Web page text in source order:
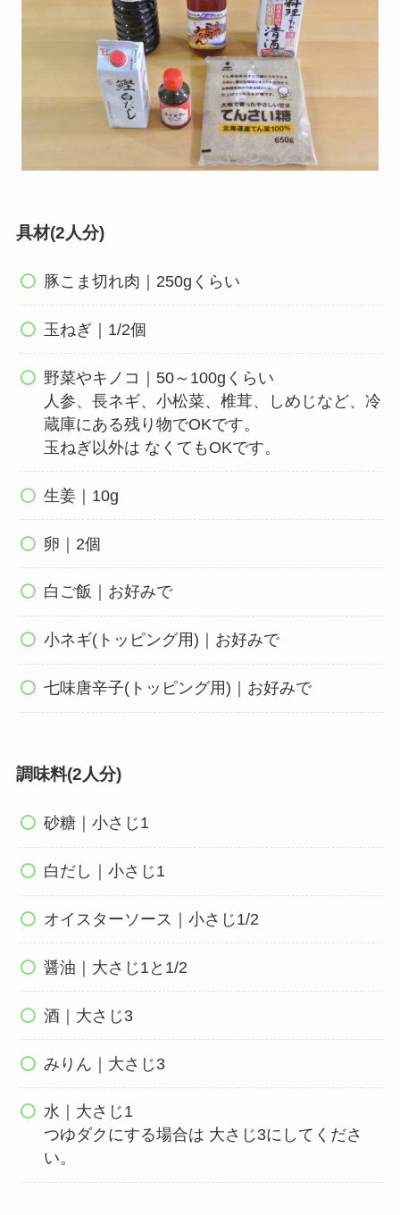
具材(2人分)
豚こま切れ肉｜250gくらい
玉ねぎ｜1/2個
野菜やキノコ｜50～100gくらい
人参、長ネギ、小松菜、椎茸、しめじなど、冷
蔵庫にある残り物でOKです。
玉ねぎ以外は なくてもOKです。
生姜｜10g
卵｜2個
白ご飯｜お好みで
小ネギ(トッピング用)｜お好みで
七味唐辛子(トッピング用)｜お好みで
調味料(2人分)
砂糖｜小さじ1
白だし｜小さじ1
オイスターソース｜小さじ1/2
醤油｜大さじ1と1/2
酒｜大さじ3
みりん｜大さじ3
水｜大さじ1
つゆダクにする場合は 大さじ3にしてくださ
い。